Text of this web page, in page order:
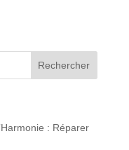
: Réparer